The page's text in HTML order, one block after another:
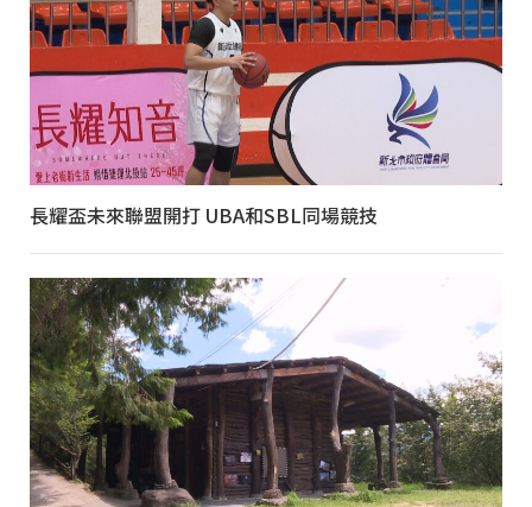
長耀盃未來聯盟開打 UBA和SBL同場競技